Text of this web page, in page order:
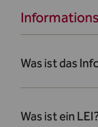
Was ist das
Was ist ein